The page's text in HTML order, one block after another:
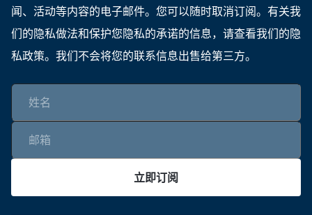
闻、活动等内容的电子邮件。您可以随时取消订阅。有关我
们的隐私做法和保护您隐私的承诺的信息，请查看我们的隐
私政策。我们不会将您的联系信息出售给第三方。
立即订阅